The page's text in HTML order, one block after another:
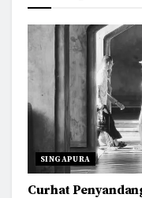
SINGAPURA
Curhat